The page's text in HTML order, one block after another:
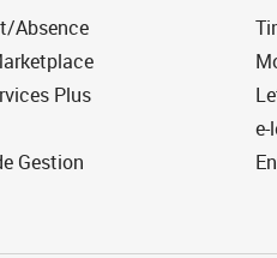
Absence
Plus
Gestion
e-